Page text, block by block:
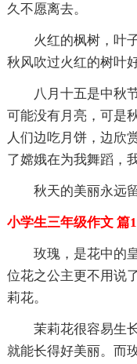
久不愿离去。
火红的枫树，叶
秋风吹过火红的树叶
八月十五是中秋
可能没有月亮，可是
人们边吃月饼，边欣
了嫦娥在为我舞蹈，
秋天的美丽永远
小学生三年级作文 篇
玫瑰，是花中的
位花之公主更不用说
莉花。
茉莉花很容易生
就能长得好美丽。而